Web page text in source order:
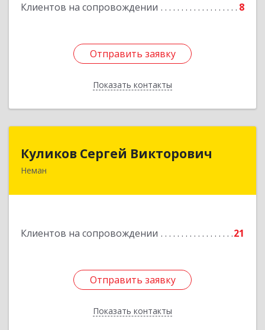
Клиентов на сопровождении 8
Отправить заявку
Показать контакты
Отправить заявку
Назад
Куликов Сергей Викторович
Неман
Клиентов на сопровождении 21
Отправить заявку
Показать контакты
Куликов Сергей Викторович
Отправить заявку
Назад